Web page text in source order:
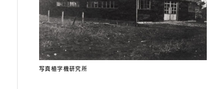
写真植字機研究所